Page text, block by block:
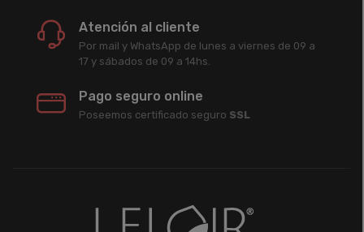
Atención al cliente
Por mail y WhatsApp de lunes a viernes de 09 a
17 y sábados de 09 a 14hs.
Pago seguro online
Poseemos certificado seguro SSL